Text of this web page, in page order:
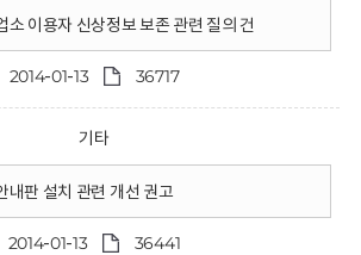
소 이용자 신상정보 보존 관련 질의 건
2014-01-13 36717
기타
내판 설치 관련 개선 권고
2014-01-13 36441